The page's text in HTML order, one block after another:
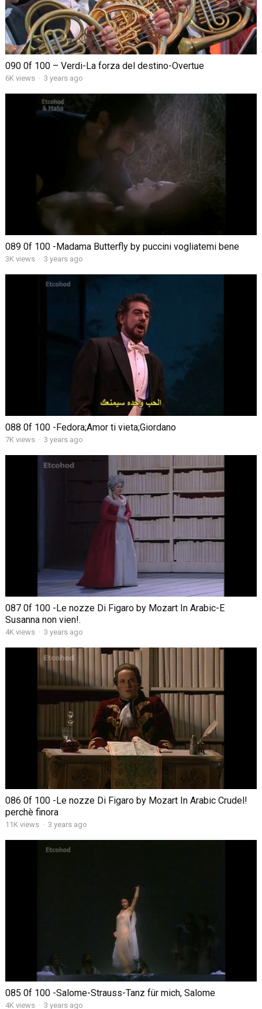
090 0f 100 – Verdi-La forza del destino-Overtue
6K views · 3 years ago
089 0f 100 -Madama Butterfly by puccini vogliatemi bene
3K views · 3 years ago
088 0f 100 -Fedora;Amor ti vieta;Giordano
7K views · 3 years ago
087 0f 100 -Le nozze Di Figaro by Mozart In Arabic-E
Susanna non vien!.
4K views · 3 years ago
086 0f 100 -Le nozze Di Figaro by Mozart In Arabic Crudel!
perchè finora
11K views · 3 years ago
085 0f 100 -Salome-Strauss-Tanz für mich, Salome
4K views · 3 years ago